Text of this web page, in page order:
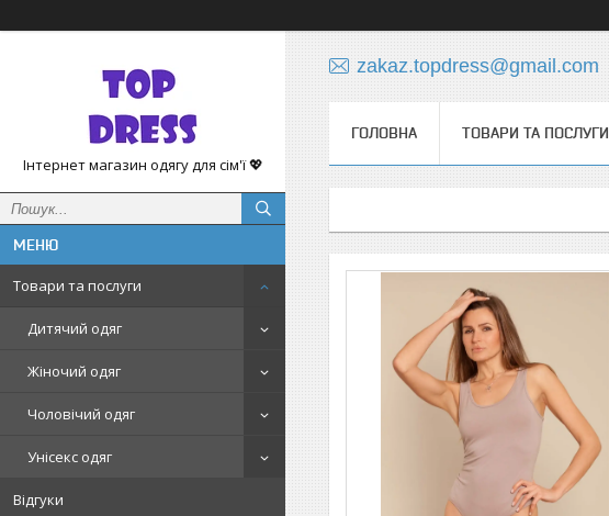
Інтернет магазин одягу для сім'ї 💖
Товари та послуги
Дитячий одяг
Жіночий одяг
Чоловічий одяг
Унісекс одяг
Відгуки
zakaz.topdress@gmail.com
ГОЛОВНА ТОВАРИ ТА ПОСЛУГИ